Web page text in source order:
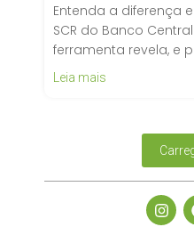
Entenda a diferença
SCR do Banco
ferramenta revela, e
Leia mais